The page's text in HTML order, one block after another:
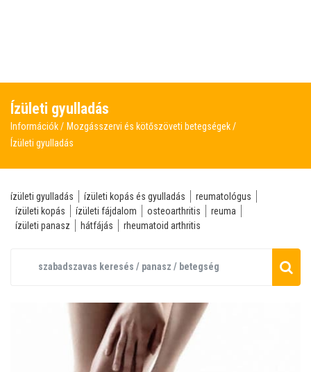
Ízületi gyulladás
Információk
Mozgásszervi és kötőszöveti betegségek
Ízületi gyulladás
ízületi gyulladás ízületi kopás és gyulladás
reumatológus
ízületi kopás
ízületi fájdalom osteoarthritis
reuma
ízületi panasz
hátfájás rheumatoid arthritis